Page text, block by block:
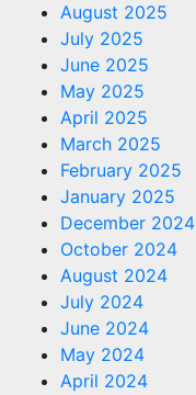
August 2025
July 2025
June 2025
May 2025
April 2025
March 2025
February 2025
January 2025
December 2024
October 2024
August 2024
July 2024
June 2024
May 2024
April 2024